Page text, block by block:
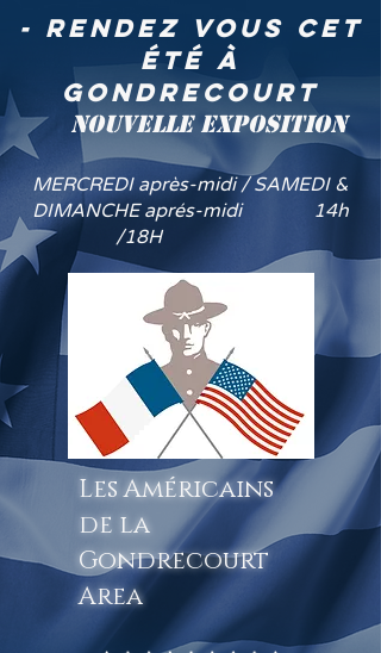
- rendez vous cet
été à
GONDRECOURT
NOUVELLE EXPOSITION
MERCREDI après-midi / SAMEDI &
DIMANCHE aprés-midi 14h
/18H
Les Américains
de la
Gondrecourt
Area